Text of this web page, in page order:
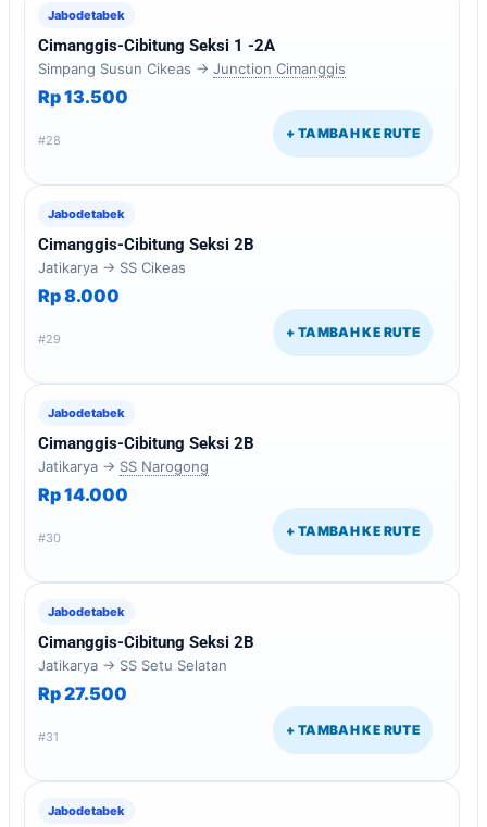
Jabodetabek
Cimanggis-Cibitung Seksi 1 -2A
Simpang Susun Cikeas → Junction Cimanggis
Rp 13.500
#28 + TAMBAH KE RUTE
Jabodetabek
Cimanggis-Cibitung Seksi 2B
Jatikarya → SS Cikeas
Rp 8.000
#29 + TAMBAH KE RUTE
Jabodetabek
Cimanggis-Cibitung Seksi 2B
Jatikarya → SS Narogong
Rp 14.000
#30 + TAMBAH KE RUTE
Jabodetabek
Cimanggis-Cibitung Seksi 2B
Jatikarya → SS Setu Selatan
Rp 27.500
#31 + TAMBAH KE RUTE
Jabodetabek